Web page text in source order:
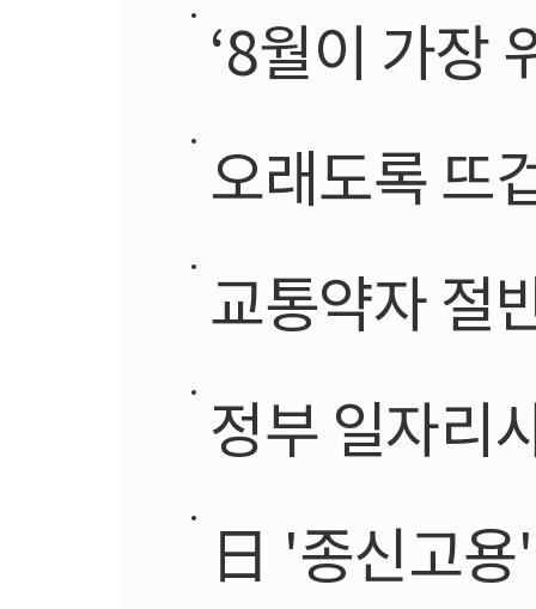
‘8월이 가장
오래도록 뜨
교통약자 절
정부 일자리
日 '종신고